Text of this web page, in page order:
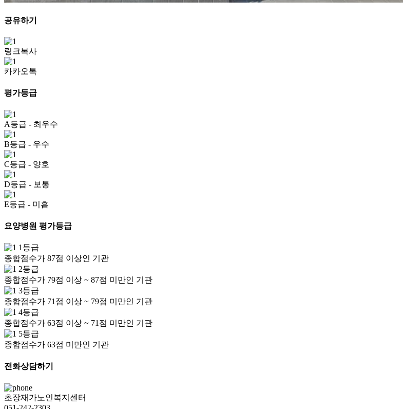
공유하기
링크복사
카카오톡
평가등급
A등급 - 최우수
B등급 - 우수
C등급 - 양호
D등급 - 보통
E등급 - 미흡
요양병원 평가등급
1등급
종합점수가 87점 이상인 기관
2등급
종합점수가 79점 이상 ~ 87점 미만인 기관
3등급
종합점수가 71점 이상 ~ 79점 미만인 기관
4등급
종합점수가 63점 이상 ~ 71점 미만인 기관
5등급
종합점수가 63점 미만인 기관
전화상담하기
초장재가노인복지센터